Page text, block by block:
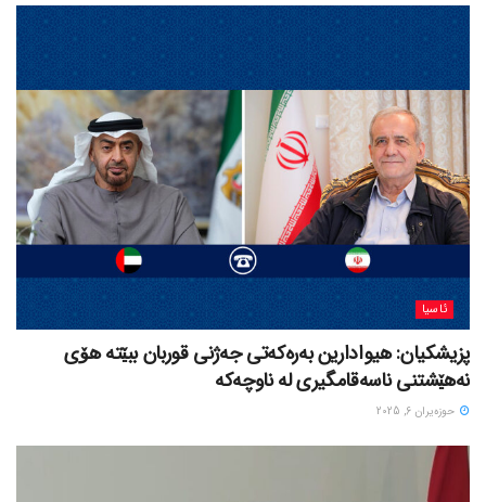
ئاسیا
پزیشکیان: هیوادارین بەرەکەتی جەژنی قوربان ببێتە هۆی
نەهێشتنی ناسەقامگیری لە ناوچەکە
حوزه‌یران 6, 2025